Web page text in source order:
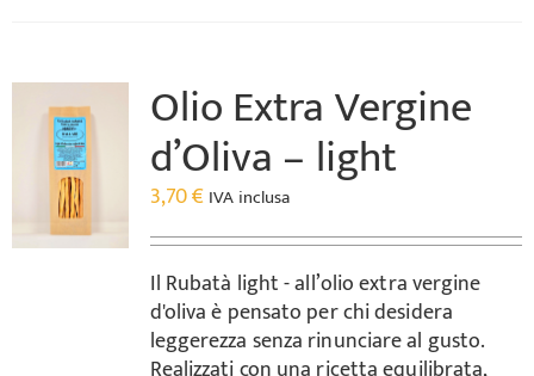
Olio Extra Vergine
d’Oliva – light
3,70€ IVA inclusa
Il Rubatà light - all’olio extra vergine
d'oliva è pensato per chi desidera
leggerezza senza rinunciare al gusto.